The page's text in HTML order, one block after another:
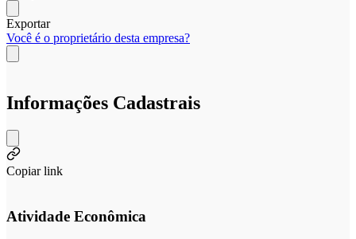
Exportar
Você é o proprietário desta empresa?
Informações Cadastrais
Copiar link
Atividade Econômica